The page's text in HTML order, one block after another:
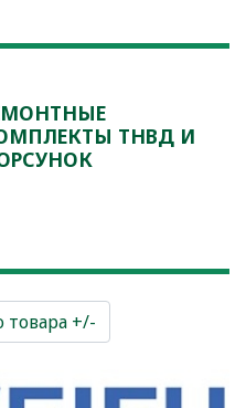
ТНВД И
+/-